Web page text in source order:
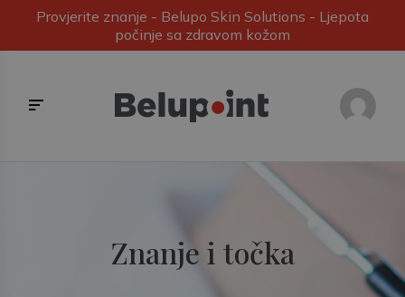
Provjerite znanje - Belupo Skin Solutions - Ljepota
počinje sa zdravom kožom
Znanje i točka